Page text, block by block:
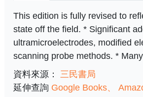
This edition is fully revised to
state off the field. * Significant
ultramicroelectrodes, modified
scanning probe methods. *
資料來源： 三民書局
延伸查詢 Google Books